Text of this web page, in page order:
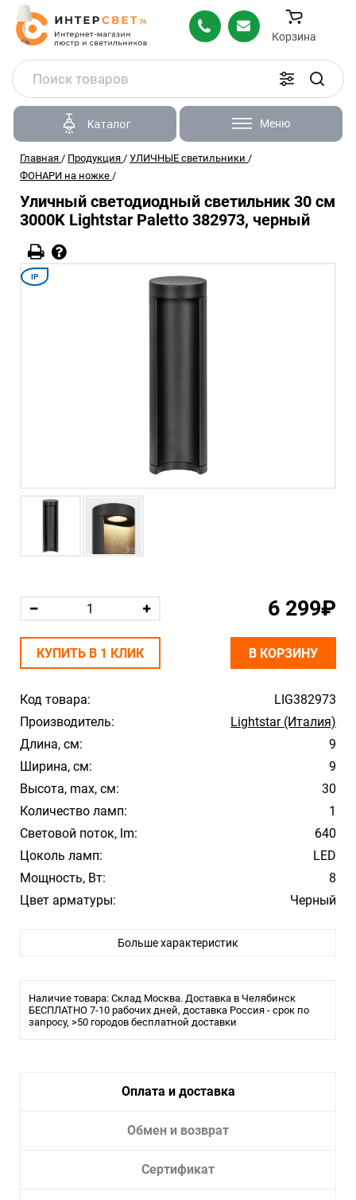
Корзина
Каталог Меню
Главная / Продукция / УЛИЧНЫЕ светильники /
ФОНАРИ на ножке /
Уличный светодиодный светильник 30 см
3000K Lightstar Paletto 382973, черный
IP
Код товара:
LIG382973
Производитель:
Lightstar (Италия)
Длина, см:
9
Ширина, см:
9
Высота, max, см:
30
Количество ламп:
1
Световой поток, lm:
640
Цоколь ламп:
LED
Мощность, Вт:
8
Цвет арматуры:
Черный
Материал плафона/абажура:
Помещение:
Улица
Больше характеристик
Наличие товара: Склад Москва. Доставка в Челябинск
БЕСПЛАТНО 7-10 рабочих дней, доставка Россия - срок по
запросу, >50 городов бесплатной доставки
6 299₽
КУПИТЬ В 1 КЛИК В КОРЗИНУ
Оплата и доставка
Обмен и возврат
Сертификат